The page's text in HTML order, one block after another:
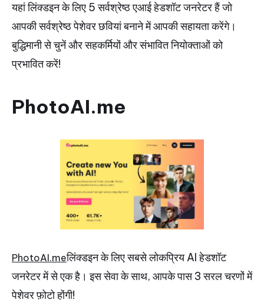
यहां लिंक्डइन के लिए 5 सर्वश्रेष्ठ एआई हेडशॉट जनरेटर हैं जो
आपकी सर्वश्रेष्ठ पेशेवर छवियां बनाने में आपकी सहायता करेंगे।
बुद्धिमानी से चुनें और सहकर्मियों और संभावित नियोक्ताओं को
प्रभावित करें!
PhotoAI.me
PhotoAI.meलिंक्डइन के लिए सबसे लोकप्रिय AI हेडशॉट
जनरेटर में से एक है। इस सेवा के साथ, आपके पास 3 सरल चरणों में
पेशेवर फ़ोटो होंगी!